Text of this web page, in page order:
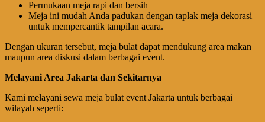
Permukaan meja rapi dan bersih
Meja ini mudah Anda padukan dengan taplak meja dekorasi
untuk mempercantik tampilan acara.
Dengan ukuran tersebut, meja bulat dapat mendukung area makan
maupun area diskusi dalam berbagai event.
Melayani Area Jakarta dan Sekitarnya
Kami melayani sewa meja bulat event Jakarta untuk berbagai
wilayah seperti: